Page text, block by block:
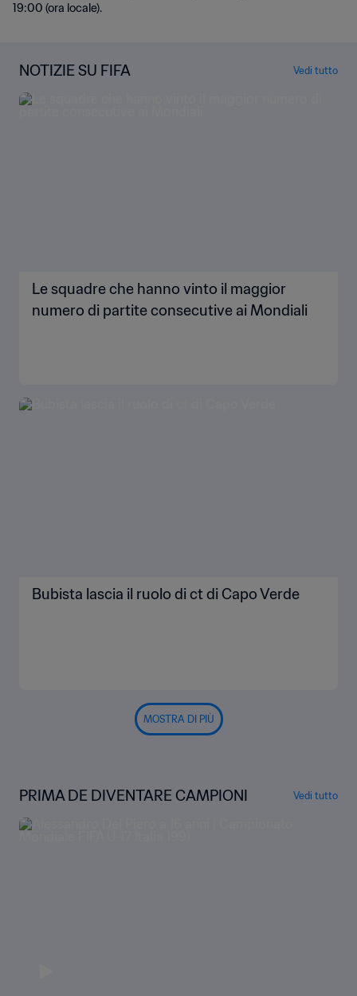
19:00 (ora locale).
NOTIZIE SU FIFA Vedi tutto
Le squadre che hanno vinto il maggior
numero di partite consecutive ai Mondiali
Bubista lascia il ruolo di ct di Capo Verde
MOSTRA DI PIÙ
PRIMA DE DIVENTARE CAMPIONI Vedi tutto